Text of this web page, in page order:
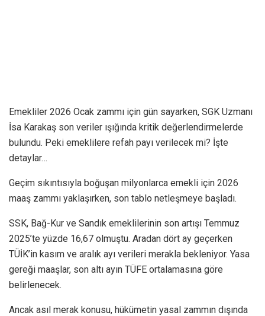
Emekliler 2026 Ocak zammı için gün sayarken, SGK Uzmanı
İsa Karakaş son veriler ışığında kritik değerlendirmelerde
bulundu. Peki emeklilere refah payı verilecek mi? İşte
detaylar…
Geçim sıkıntısıyla boğuşan milyonlarca emekli için 2026
maaş zammı yaklaşırken, son tablo netleşmeye başladı.
SSK, Bağ-Kur ve Sandık emeklilerinin son artışı Temmuz
2025’te yüzde 16,67 olmuştu. Aradan dört ay geçerken
TÜİK’in kasım ve aralık ayı verileri merakla bekleniyor. Yasa
gereği maaşlar, son altı ayın TÜFE ortalamasına göre
belirlenecek.
Ancak asıl merak konusu, hükümetin yasal zammın dışında